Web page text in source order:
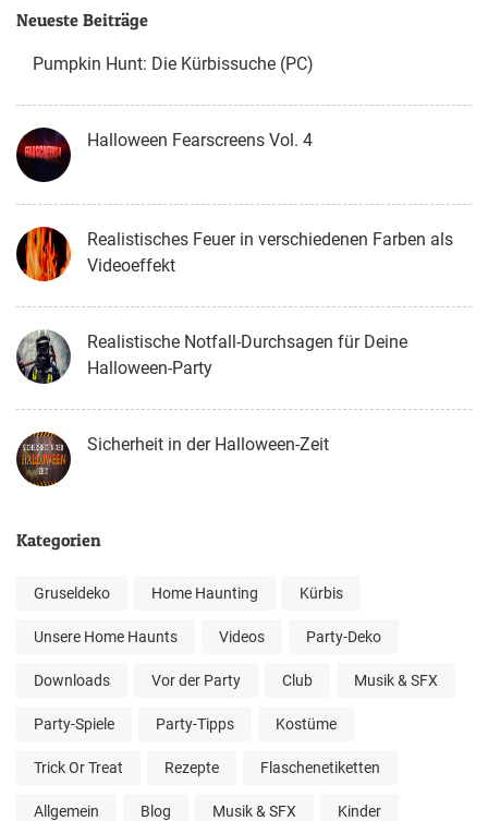
Neueste Beiträge
Pumpkin Hunt: Die Kürbissuche (PC)
Halloween Fearscreens Vol. 4
Realistisches Feuer in verschiedenen Farben als
Videoeffekt
Realistische Notfall-Durchsagen für Deine
Halloween-Party
Sicherheit in der Halloween-Zeit
Kategorien
Gruseldeko Home Haunting Kürbis
Unsere Home Haunts Videos Party-Deko
Downloads Vor der Party Club Musik & SFX
Party-Spiele Party-Tipps Kostüme
Trick Or Treat Rezepte Flaschenetiketten
Allgemein Blog Musik & SFX Kinder